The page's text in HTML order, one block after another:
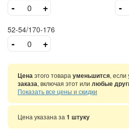
- +
52-54/170-176
- +
-
Ценаэтого товара уменьшится, если
заказа, включая этот или любые
Показать все цены и скидки
Цена указана за 1 штуку